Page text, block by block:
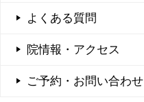
よくある質問
院情報・アクセス
ご予約・お問い合わせ